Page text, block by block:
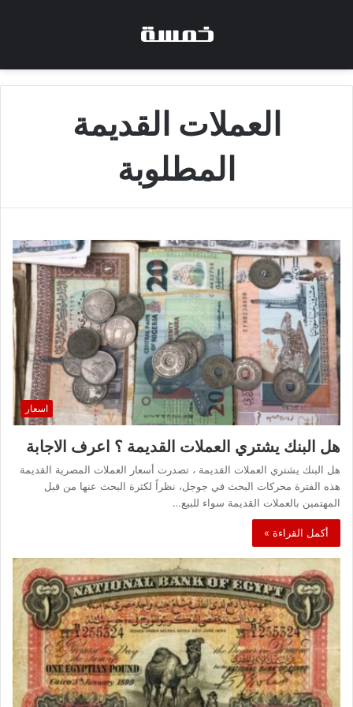
العملات القديمة
المطلوبة
اسعار
هل البنك يشتري العملات القديمة ؟ اعرف الاجابة
هل البنك يشتري العملات القديمة ، تصدرت أسعار العملات المصرية القديمة
هذه الفترة محركات البحث في جوجل، نظراً لكثرة البحث عنها من قبل
المهتمين بالعملات القديمة سواء للبيع…
أكمل القراءة »